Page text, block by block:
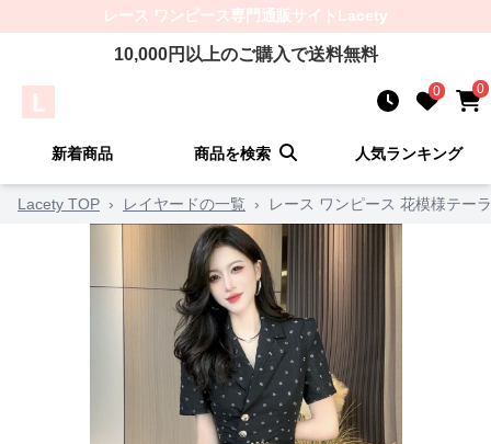
レース ワンピース専門通販サイト Lacety
10,000円以上のご購入で送料無料
0 0
新着商品 商品を検索 人気ランキング
Lacety TOP › レイヤードの一覧 › レース ワンピース 花模様テー